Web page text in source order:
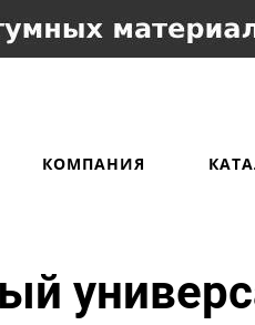
КОМПАНИЯ